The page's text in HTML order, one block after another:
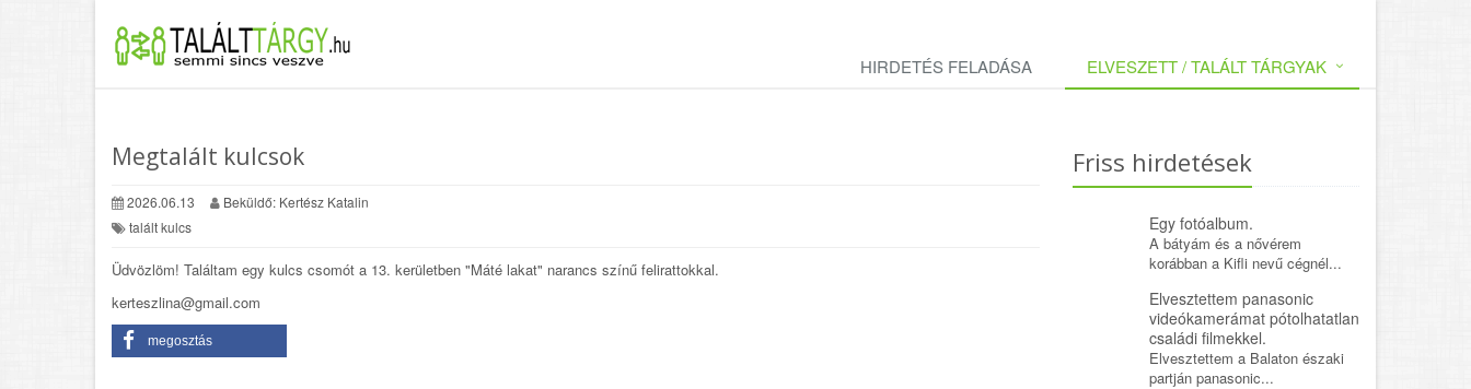
HIRDETÉS FELADÁSA ELVESZETT / TALÁLT TÁRGYAK
Megtalált kulcsok
2026.06.13
Beküldő: Kertész Katalin
talált kulcs
Üdvözlöm! Találtam egy kulcs csomót a 13. kerületben "Máté lakat" narancs színű felirattokkal.
kerteszlina@gmail.com
megosztás
Friss hirdetések
Egy fotóalbum.
A bátyám és a nővérem
korábban a Kifli nevű cégnél...
Elvesztettem panasonic
videókamerámat pótolhatatlan
családi filmekkel.
Elvesztettem a Balaton északi
partján panasonic...